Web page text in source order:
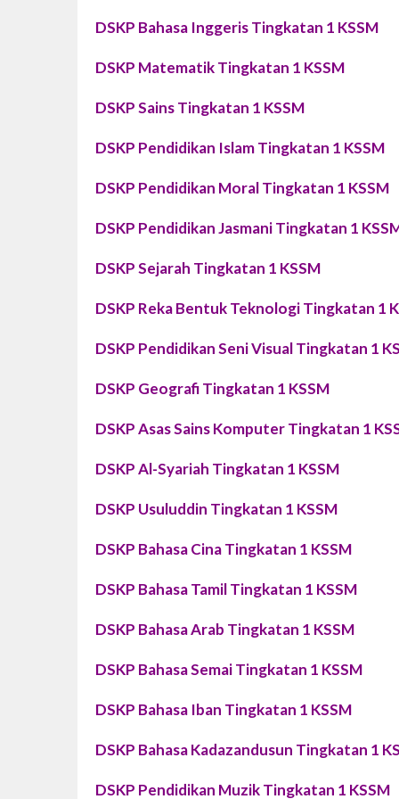
DSKP Bahasa Inggeris Tingkatan 1 KSSM
DSKP Matematik Tingkatan 1 KSSM
DSKP Sains Tingkatan 1 KSSM
DSKP Pendidikan Islam Tingkatan 1 KSSM
DSKP Pendidikan Moral Tingkatan 1 KSSM
DSKP Pendidikan Jasmani Tingkatan 1
DSKP Sejarah Tingkatan 1 KSSM
DSKP Reka Bentuk Teknologi Tingkatan 1
DSKP Pendidikan Seni Visual Tingkatan 1
DSKP Geografi Tingkatan 1 KSSM
DSKP Asas Sains Komputer Tingkatan 1
DSKP Al-Syariah Tingkatan 1 KSSM
DSKP Usuluddin Tingkatan 1 KSSM
DSKP Bahasa Cina Tingkatan 1 KSSM
DSKP Bahasa Tamil Tingkatan 1 KSSM
DSKP Bahasa Arab Tingkatan 1 KSSM
DSKP Bahasa Semai Tingkatan 1 KSSM
DSKP Bahasa Iban Tingkatan 1 KSSM
DSKP Bahasa Kadazandusun Tingkatan 1
DSKP Pendidikan Muzik Tingkatan 1 KSSM